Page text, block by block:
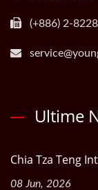
(+886) 2-
Ultime
Chia Tza Teng
08 Jun, 2026